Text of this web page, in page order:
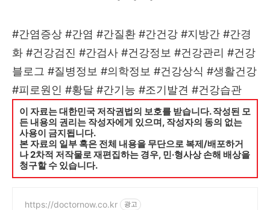
#간염증상 #간염 #간질환 #간건강 #지방간 #간경
화 #건강검진 #간검사 #건강정보 #건강관리 #건강
블로그 #질병정보 #의학정보 #건강상식 #생활건강
#피로원인 #황달 #간기능 #조기발견 #건강습관
이 자료는 대한민국 저작권법의 보호를 받습니다. 작성된 모
든 내용의 권리는 작성자에게 있으며, 작성자의 동의 없는
사용이 금지됩니다.
본 자료의 일부 혹은 전체 내용을 무단으로 복제/배포하거
나 2차적 저작물로 재편집하는 경우, 민·형사상 손해 배상을
청구할 수 있습니다.
https://doctornow.co.kr 광고